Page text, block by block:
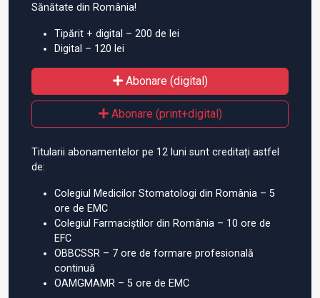
Sănătate din România!
Tipărit + digital – 200 de lei
Digital – 120 lei
Abonare (digital)
Abonare (print+digital)
Titularii abonamentelor pe 12 luni sunt creditați astfel
de:
Colegiul Medicilor Stomatologi din România – 5
ore de EMC
Colegiul Farmaciștilor din România – 10 ore de
EFC
OBBCSSR – 7 ore de formare profesională
continuă
OAMGMAMR – 5 ore de EMC